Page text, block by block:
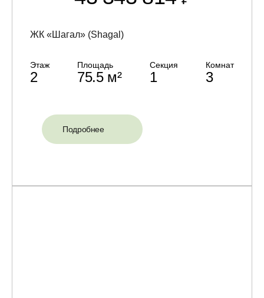
ЖК «Шагал» (Shagal)
Этаж
2
Площадь
75.5 м²
Секция
1
Комнат
3
Подробнее